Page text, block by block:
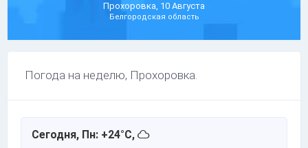
Прохоровка, 10 Августа
Белгородская область
Погода на неделю, Прохоровка.
Сегодня, Пн: +24°C,